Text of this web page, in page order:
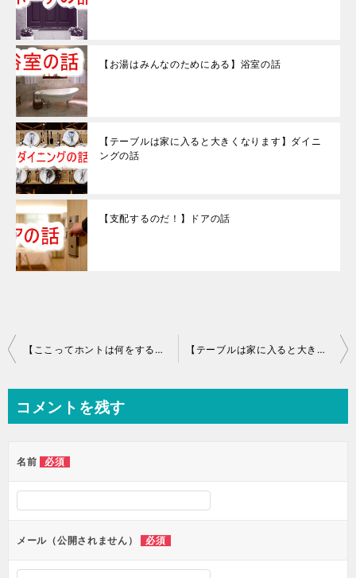
【お湯はみんなのためにある】浴室の話
【テーブルは家に入ると大きくなります】ダイニ
ングの話
【支配するのだ！】ドアの話
投
稿
ナ
ビ
ー
【ここってホントは何をする場所？】リビングの話 【テーブルは家に入ると大きくなります】ダイニングの話
コメントを残す
名前 必須
メール（公開されません） 必須